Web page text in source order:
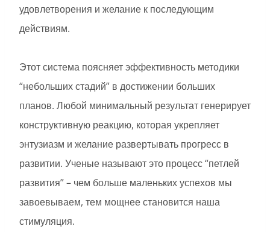
удовлетворения и желание к последующим
действиям.
Этот система поясняет эффективность методики
“небольших стадий” в достижении больших
планов. Любой минимальный результат генерирует
конструктивную реакцию, которая укрепляет
энтузиазм и желание развертывать прогресс в
развитии. Ученые называют это процесс “петлей
развития” – чем больше маленьких успехов мы
завоевываем, тем мощнее становится наша
стимуляция.